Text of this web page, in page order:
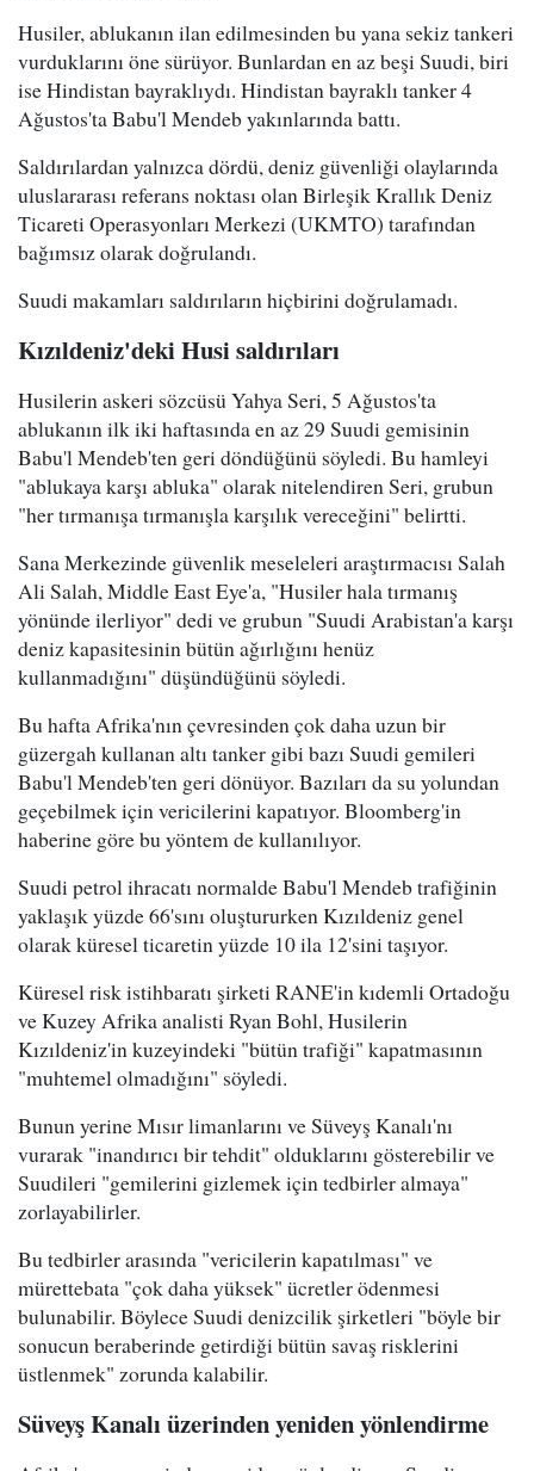
Husiler, ablukanın ilan edilmesinden bu yana sekiz tankeri
vurduklarını öne sürüyor. Bunlardan en az beşi Suudi, biri
ise Hindistan bayraklıydı. Hindistan bayraklı tanker 4
Ağustos'ta Babu'l Mendeb yakınlarında battı.
Saldırılardan yalnızca dördü, deniz güvenliği olaylarında
uluslararası referans noktası olan Birleşik Krallık Deniz
Ticareti Operasyonları Merkezi (UKMTO) tarafından
bağımsız olarak doğrulandı.
Suudi makamları saldırıların hiçbirini doğrulamadı.
Kızıldeniz'deki Husi saldırıları
Husilerin askeri sözcüsü Yahya Seri, 5 Ağustos'ta
ablukanın ilk iki haftasında en az 29 Suudi gemisinin
Babu'l Mendeb'ten geri döndüğünü söyledi. Bu hamleyi
"ablukaya karşı abluka" olarak nitelendiren Seri, grubun
"her tırmanışa tırmanışla karşılık vereceğini" belirtti.
Sana Merkezinde güvenlik meseleleri araştırmacısı Salah
Ali Salah, Middle East Eye'a, "Husiler hala tırmanış
yönünde ilerliyor" dedi ve grubun "Suudi Arabistan'a karşı
deniz kapasitesinin bütün ağırlığını henüz
kullanmadığını" düşündüğünü söyledi.
Bu hafta Afrika'nın çevresinden çok daha uzun bir
güzergah kullanan altı tanker gibi bazı Suudi gemileri
Babu'l Mendeb'ten geri dönüyor. Bazıları da su yolundan
geçebilmek için vericilerini kapatıyor. Bloomberg'in
haberine göre bu yöntem de kullanılıyor.
Suudi petrol ihracatı normalde Babu'l Mendeb trafiğinin
yaklaşık yüzde 66'sını oluştururken Kızıldeniz genel
olarak küresel ticaretin yüzde 10 ila 12'sini taşıyor.
Küresel risk istihbaratı şirketi RANE'in kıdemli Ortadoğu
ve Kuzey Afrika analisti Ryan Bohl, Husilerin
Kızıldeniz'in kuzeyindeki "bütün trafiği" kapatmasının
"muhtemel olmadığını" söyledi.
Bunun yerine Mısır limanlarını ve Süveyş Kanalı'nı
vurarak "inandırıcı bir tehdit" olduklarını gösterebilir ve
Suudileri "gemilerini gizlemek için tedbirler almaya"
zorlayabilirler.
Bu tedbirler arasında "vericilerin kapatılması" ve
mürettebata "çok daha yüksek" ücretler ödenmesi
bulunabilir. Böylece Suudi denizcilik şirketleri "böyle bir
sonucun beraberinde getirdiği bütün savaş risklerini
üstlenmek" zorunda kalabilir.
Süveyş Kanalı üzerinden yeniden yönlendirme